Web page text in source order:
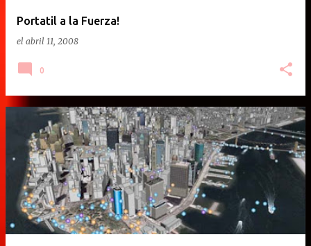
Portatil a la Fuerza!
el abril 11, 2008
0